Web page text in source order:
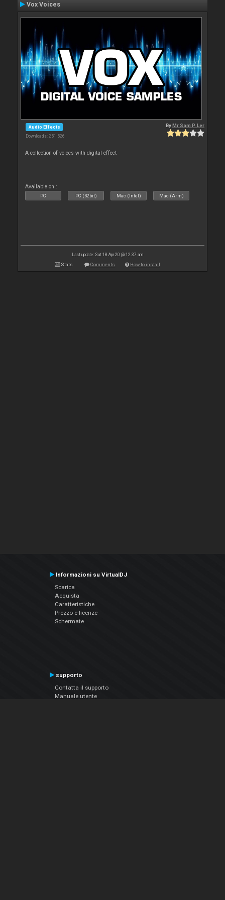
Vox Voices
Audio Effects
Downloads: 251 526
ByMr Sam P. Ler
A collection of voices with digital effect
Available on :
PC PC (32bit) Mac (Intel) Mac (Arm)
Last update: Sat 18 Apr 20 @ 12:37 am
Stats Comments How to install
Informazioni su VirtualDJ
Scarica
Acquista
Caratteristiche
Prezzo e licenze
Schermate
supporto
Contatta il supporto
Manuale utente